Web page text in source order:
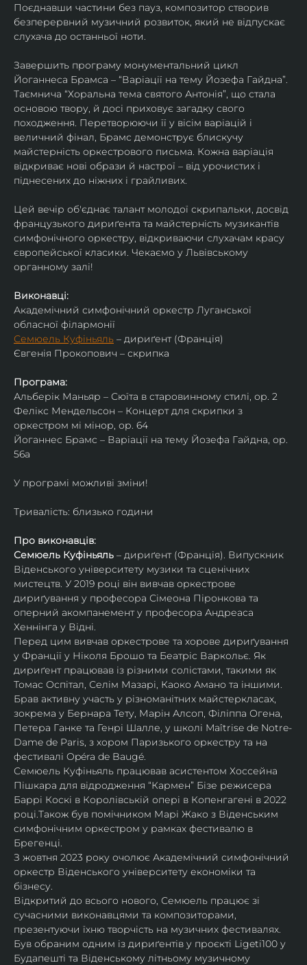
Поєднавши частини без пауз, композитор створив
безперервний музичний розвиток, який не відпускає
слухача до останньої ноти.
Завершить програму монументальний цикл
Йоганнеса Брамса – “Варіації на тему Йозефа Гайдна”.
Таємнича “Хоральна тема святого Антонія”, що стала
основою твору, й досі приховує загадку свого
походження. Перетворюючи її у вісім варіацій і
величний фінал, Брамс демонструє блискучу
майстерність оркестрового письма. Кожна варіація
відкриває нові образи й настрої – від урочистих і
піднесених до ніжних і грайливих.
Цей вечір об'єднає талант молодої скрипальки, досвід
французького дириґента та майстерність музикантів
симфонічного оркестру, відкриваючи слухачам красу
європейської класики. Чекаємо у Львівському
органному залі!
Виконавці:
Академічний симфонічний оркестр Луганської
обласної філармонії
Семюель Куфіньяль – дириґент (Франція)
Євгенія Прокопович – скрипка
Програма:
Альберік Маньяр – Сюїта в старовинному стилі, ор. 2
Фелікс Мендельсон – Концерт для скрипки з
оркестром мі мінор, ор. 64
Йоганнес Брамс – Варіації на тему Йозефа Гайдна, ор.
56a
У програмі можливі зміни!
Тривалість: близько години
Про виконавців:
Семюель Куфіньяль – дириґент (Франція). Випускник
Віденського університету музики та сценічних
мистецтв. У 2019 році він вивчав оркестрове
дириґування у професора Сімеона Піронкова та
оперний акомпанемент у професора Андреаса
Хеннінга у Відні.
Перед цим вивчав оркестрове та хорове дириґування
у Франції у Ніколя Брошо та Беатріс Варкольє. Як
дириґент працював із різними солістами, такими як
Томас Оспітал, Селім Мазарі, Каоко Амано та іншими.
Брав активну участь у різноманітних майстеркласах,
зокрема у Бернара Тету, Марін Алсоп, Філіппа Огена,
Петера Ганке та Генрі Шалле, у школі Maîtrise de Notre-
Dame de Paris, з хором Паризького оркестру та на
фестивалі Opéra de Baugé.
Семюель Куфіньяль працював асистентом Хоссейна
Пішкара для відродження “Кармен” Бізе режисера
Баррі Коскі в Королівській опері в Копенгагені в 2022
році.Також був помічником Марі Жако з Віденським
симфонічним оркестром у рамках фестивалю в
Брегенці.
З жовтня 2023 року очолює Академічний симфонічний
оркестр Віденського університету економіки та
бізнесу.
Відкритий до всього нового, Семюель працює зі
сучасними виконавцями та композиторами,
презентуючи їхню творчість на музичних фестивалях.
Був обраним одним із дириґентів у проєкті Ligeti100 у
Будапешті та Віденському літньому музичному